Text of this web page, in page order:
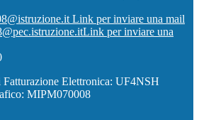
Link per inviare una mail
Link per inviare una
Elettronica: UF4NSH
MIPM070008